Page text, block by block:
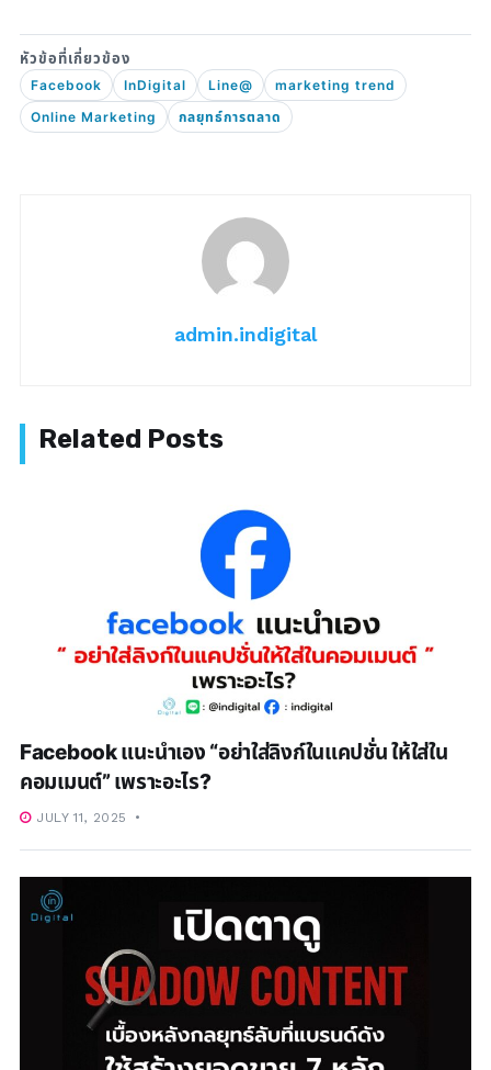
Facebook InDigital Line@
marketing trend
Online Marketing
กลยุทธ์การตลาด
admin.indigital
Facebook แนะนำเอง “อย่าใส่ลิงก์ในแคปชั่น ให้ใส่ใน
คอมเมนต์” เพราะอะไร?
JULY 11, 2025